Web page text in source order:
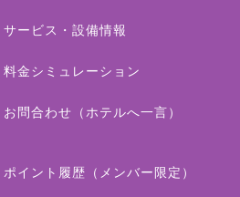
サービス・設備情報
料金シミュレーション
お問合わせ（ホテルへ一言）
ポイント履歴（メンバー限定）